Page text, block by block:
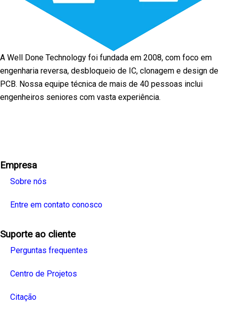
A Well Done Technology foi fundada em 2008, com foco em
engenharia reversa, desbloqueio de IC, clonagem e design de
PCB. Nossa equipe técnica de mais de 40 pessoas inclui
engenheiros seniores com vasta experiência.
Empresa
Sobre nós
Entre em contato conosco
Suporte ao cliente
Perguntas frequentes
Centro de Projetos
Citação